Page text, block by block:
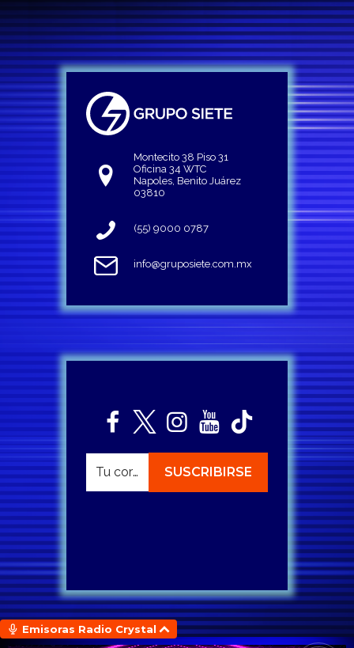
Montecito 38 Piso 31
Oficina 34 WTC
Napoles, Benito Juárez
03810
(55) 9000 0787
info@gruposiete.com.mx
Emisoras Radio Crystal